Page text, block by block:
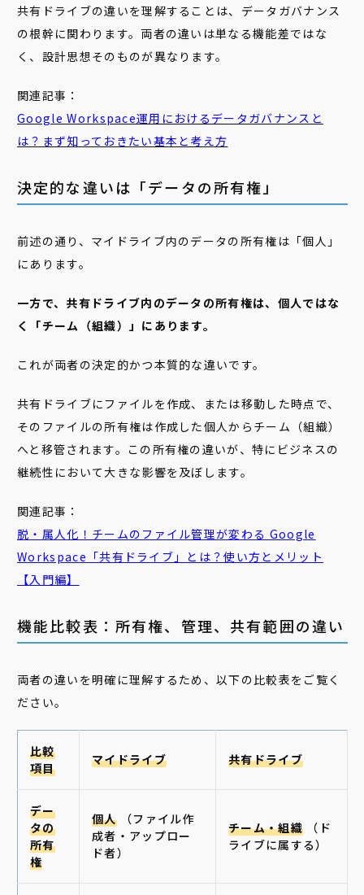
共有ドライブの違いを理解することは、データガバナンス
の根幹に関わります。両者の違いは単なる機能差ではな
く、設計思想そのものが異なります。
関連記事：
Google Workspace運用におけるデータガバナンスと
は？まず知っておきたい基本と考え方
決定的な違いは「データの所有権」
前述の通り、マイドライブ内のデータの所有権は「個人」
にあります。
一方で、共有ドライブ内のデータの所有権は、個人ではな
く「チーム（組織）」にあります。
これが両者の決定的かつ本質的な違いです。
共有ドライブにファイルを作成、または移動した時点で、
そのファイルの所有権は作成した個人からチーム（組織）
へと移管されます。この所有権の違いが、特にビジネスの
継続性において大きな影響を及ぼします。
関連記事：
脱・属人化！チームのファイル管理が変わる Google
Workspace「共有 ドライブ 」とは？使い方とメリット
【入門編】
機能比較表：所有権、管理、共有範囲の違い
両者の違いを明確に理解するため、以下の比較表をご覧く
ださい。
比較
項目
マイドライブ 共有ドライブ
デー
タの
所有
権
個人（ファイル作
成者・アップロー
ド者）
チーム・組織（ド
ライブに属する）